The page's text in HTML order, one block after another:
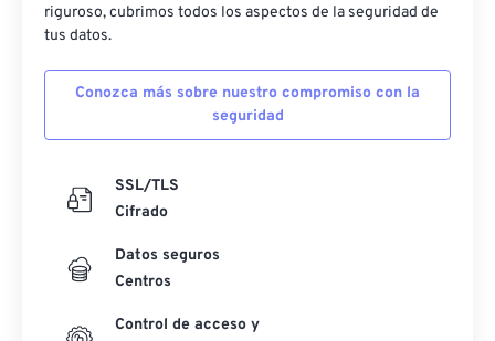
riguroso, cubrimos todos los aspectos de la seguridad de
tus datos.
Conozca más sobre nuestro compromiso con la
seguridad
SSL/TLS
Cifrado
Datos seguros
Centros
Control de acceso y